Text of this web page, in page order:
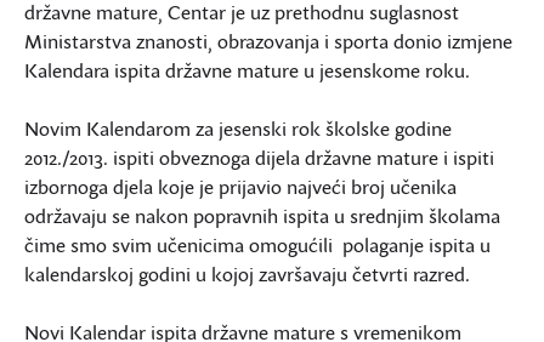
državne mature, Centar je uz prethodnu suglasnost
Ministarstva znanosti, obrazovanja i sporta donio izmjene
Kalendara ispita državne mature u jesenskome roku.
Novim Kalendarom za jesenski rok školske godine
2012./2013. ispiti obveznoga dijela državne mature i ispiti
izbornoga djela koje je prijavio najveći broj učenika
održavaju se nakon popravnih ispita u srednjim školama
čime smo svim učenicima omogućili polaganje ispita u
kalendarskoj godini u kojoj završavaju četvrti razred.
Novi Kalendar ispita državne mature s vremenikom